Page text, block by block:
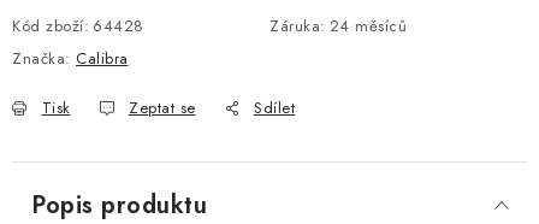
Kód zboží: 64428 Záruka: 24 měsíců
Značka: Calibra
Tisk Zeptat se Sdílet
Popis produktu